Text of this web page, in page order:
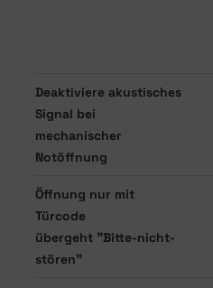
Deaktiviere akustisches
Signal bei
mechanischer
Notöffnung
Öffnung nur mit
Türcode
übergeht "Bitte-nicht-
stören"